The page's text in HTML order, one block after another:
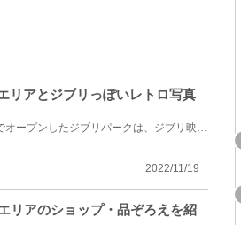
リアとジブリっぽいレトロ写真
2022年11月1日に愛・地球博記念公園（モリコロパーク）でオープンしたジブリパークは、ジブリ映画の世界...
2022/11/19
リアのショップ・品ぞろえを紹